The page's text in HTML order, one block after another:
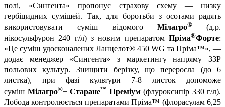
полі, «Сингента» пропонує страхову схему — низку
гербіцидних сумішей. Так, для боротьби з осотами радять
використовувати суміш відомогоМілагро®
(д.р.
нікосульфурон 240 г/л) з новим препаратом Пріма®Форте:
«Це суміш удосконалених Ланцелот® 450 WG та Пріма™», —
додає менеджер «Сингента» з маркетингу напряму ЗЗР
польових культур. Знищити берізку, що переросла (до 6
листка), при фазі культури 7-8 листок допоможе
суміш Мілагро®+ Старане™ Преміум(флуроксипір 330 г/л).
Лобода контролюється препаратами Пріма™ (флорасулам 6,25